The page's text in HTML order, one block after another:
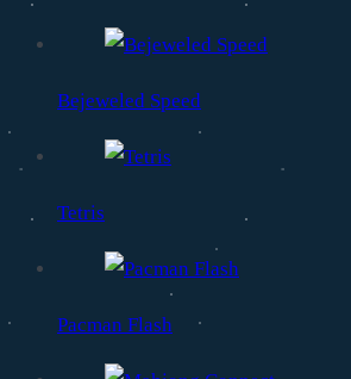
Bejeweled Speed
Tetris
Pacman Flash